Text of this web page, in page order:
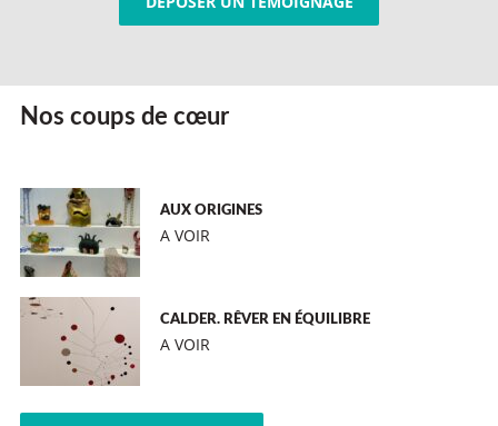
Nos coups de cœur
AUX ORIGINES
A VOIR
CALDER. RÊVER EN ÉQUILIBRE
A VOIR